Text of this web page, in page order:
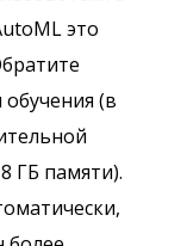
это
(в
ГБ памяти).